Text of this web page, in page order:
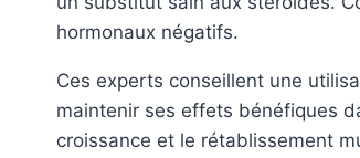
hormonaux négatifs.
Ces experts conseillent une
maintenir ses effets bénéfiques
croissance et le rétablissement